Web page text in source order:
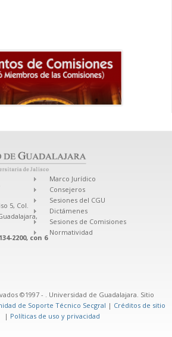
5, Col.
2200, con 6
Marco Jurídico
Consejeros
Sesiones del CGU
Dictámenes
Sesiones de Comisiones
Normatividad
©1997 - . Universidad de Guadalajara. Sitio
de Soporte Técnico Secgral | Créditos de sitio
| Políticas de uso y privacidad